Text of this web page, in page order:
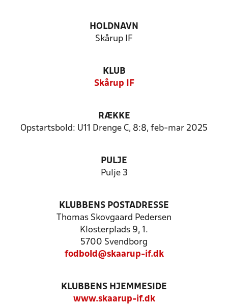
HOLDNAVN
Skårup IF
KLUB
Skårup IF
RÆKKE
Opstartsbold: U11 Drenge C, 8:8, feb-mar 2025
PULJE
Pulje 3
KLUBBENS POSTADRESSE
Thomas Skovgaard Pedersen
Klosterplads 9, 1.
5700 Svendborg
fodbold@skaarup-if.dk
KLUBBENS HJEMMESIDE
www.skaarup-if.dk